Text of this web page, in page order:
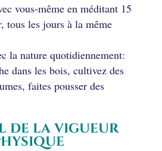
vous-même en méditant 15
tous les jours à la même
la nature quotidiennement:
dans les bois, cultivez des
faites pousser des
de la vigueur